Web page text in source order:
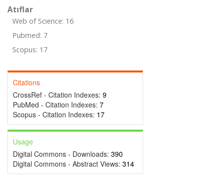
Atıflar
Web of Science: 16
Pubmed: 7
Scopus: 17
Citations
CrossRef - Citation Indexes: 9
PubMed - Citation Indexes: 7
Scopus - Citation Indexes: 17
Usage
Digital Commons - Downloads: 390
Digital Commons - Abstract Views: 314